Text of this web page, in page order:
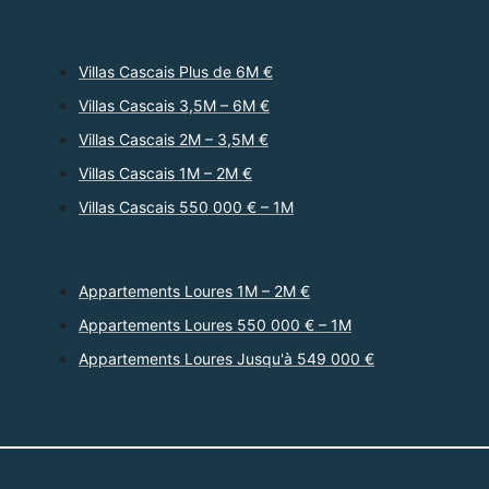
Villas Cascais Plus de 6M €
Villas Cascais 3,5M – 6M €
Villas Cascais 2M – 3,5M €
Villas Cascais 1M – 2M €
Villas Cascais 550 000 € – 1M
Appartements Loures 1M – 2M €
Appartements Loures 550 000 € – 1M
Appartements Loures Jusqu'à 549 000 €